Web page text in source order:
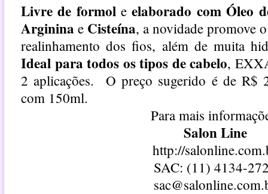
Livre de formoleelaborado com Óleo
Arginina e Cisteína, a novidade promove
realinhamento dos fios, além de muita
Ideal para todos os tipos de cabelo,
2 aplicações. O preço sugerido é de R$
com 150ml.
Para mais
Salon Line
http://
SAC: (11) 4134-